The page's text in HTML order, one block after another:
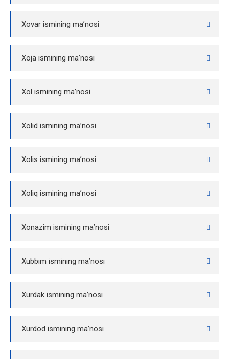
Xovar ismining ma’nosi
Xoja ismining ma’nosi
Xol ismining ma’nosi
Xolid ismining ma’nosi
Xolis ismining ma’nosi
Xoliq ismining ma’nosi
Xonazim ismining ma’nosi
Xubbim ismining ma’nosi
Xurdak ismining ma’nosi
Xurdod ismining ma’nosi